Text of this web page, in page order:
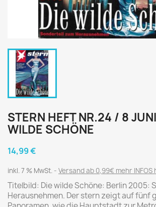
STERN HEFT NR.24 / 8
WILDE SCHÖNE
14,99 €
inkl. 7 % MwSt. Versand ab 0,99€ mehr INFOS
Titelbild: Die wilde Schöne: Berlin 2005:
Herausnehmen. Der stern zeigt auf fünf